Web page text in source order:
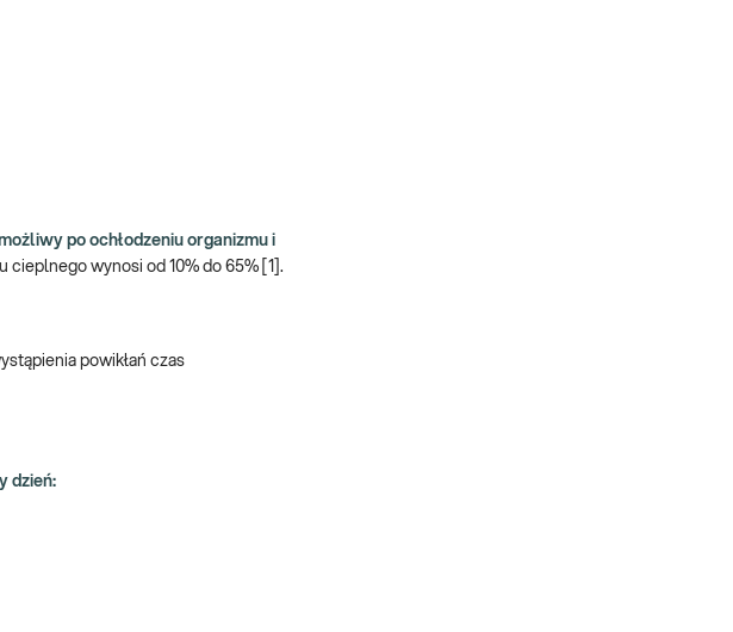
po ochłodzeniu organizmu i
wynosi od 10% do 65% [1].
powikłań czas
dzień: